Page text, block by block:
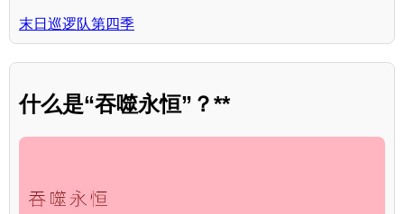
末日巡逻队第四季
什么是“吞噬永恒”？**